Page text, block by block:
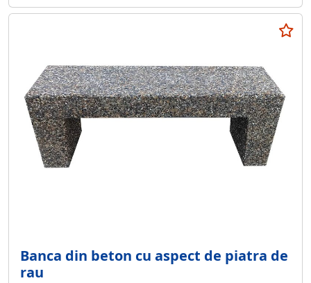
Banca din beton cu aspect de piatra de
rau